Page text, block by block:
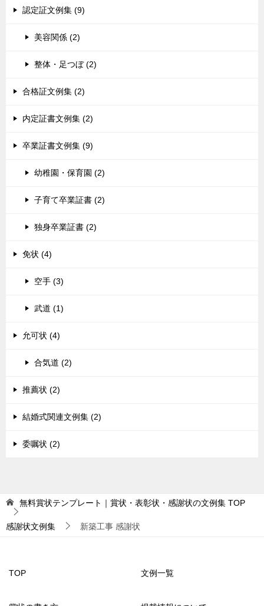
認定証文例集 (9)
美容関係 (2)
整体・足つぼ (2)
合格証文例集 (2)
内定証書文例集 (2)
卒業証書文例集 (9)
幼稚園・保育園 (2)
子育て卒業証書 (2)
独身卒業証書 (2)
免状 (4)
空手 (3)
武道 (1)
允可状 (4)
合気道 (2)
推薦状 (2)
結婚式関連文例集 (2)
委嘱状 (2)
無料賞状テンプレート｜賞状・表彰状・感謝状の文例集 TOP
感謝状文例集 新築工事 感謝状
TOP 文例一覧